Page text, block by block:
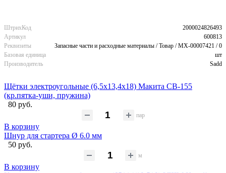
ШтрихКод
2000024826493
Артикул
600813
Реквизиты
Запасные части и расходные материалы / Товар / MX-00007421 / 0
Базовая единица
шт
Производитель
Sadd
Щётки электроугольные (6,5х13,4х18) Макита CB-155
(кр.пятка-уши, пружина)
80 руб.
пар
В корзину
Шнур для стартера Ø 6.0 мм
50 руб.
м
В корзину